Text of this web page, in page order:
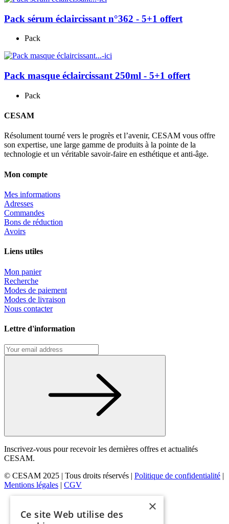
Pack sérum éclaircissant n°362 - 5+1 offert
Pack
Pack masque éclaircissant 250ml - 5+1 offert
Pack
CESAM
Résolument tourné vers le progrès et l’avenir, CESAM vous offre
son expertise, une large gamme de produits à la pointe de la
technologie et un véritable savoir-faire en esthétique et anti-âge.
Mon compte
Mes informations
Adresses
Commandes
Bons de réduction
Avoirs
Liens utiles
Mon panier
Recherche
Modes de paiement
Modes de livraison
Nous contacter
Lettre d'information
Inscrivez-vous pour recevoir les dernières offres et actualités
CESAM.
© CESAM 2025 | Tous droits réservés | Politique de confidentialité |
Mentions légales | CGV
×
Ce site Web utilise des